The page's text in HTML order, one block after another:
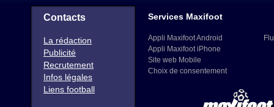
Contacts
La rédaction
Publicité
Recrutement
Infos légales
Liens football
Services Maxifoot
Appli Maxifoot Android
Appli Maxifoot iPhone
Site web Mobile
Choix de consentement